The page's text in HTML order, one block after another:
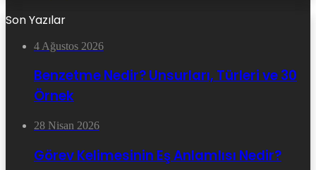
Son Yazılar
4 Ağustos 2026
Benzetme Nedir? Unsurları, Türleri ve 30
Örnek
28 Nisan 2026
Görev Kelimesinin Eş Anlamlısı Nedir?